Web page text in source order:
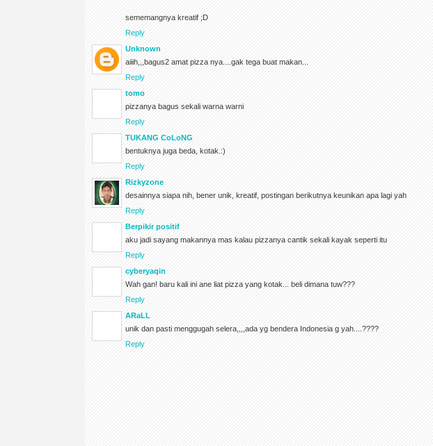
sememangnya kreatif ;D
Reply
Unknown
aiiih,,,bagus2 amat pizza nya....gak tega buat makan...
Reply
tomo
pizzanya bagus sekali warna warni
Reply
TUKANG CoLoNG
bentuknya juga beda, kotak.:)
Reply
Rizkyzone
desainnya siapa nih, bener unik, kreatif, postingan berikutnya keunikan apa lagi yah
Reply
Berpikir positif
aku jadi sayang makannya mas kalau pizzanya cantik sekali kayak seperti itu
Reply
cyberyaqin
Wah gan! baru kali ini ane liat pizza yang kotak... beli dimana tuw???
Reply
ARaLL
unik dan pasti menggugah selera,,,,ada yg bendera Indonesia g yah....????
Reply